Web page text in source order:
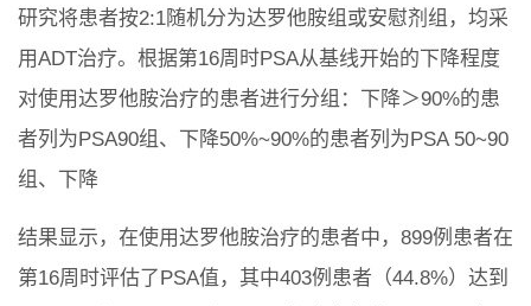
研究将患者按2:1随机分为达罗他胺组或安慰剂组，均采
用ADT治疗。根据第16周时PSA从基线开始的下降程度
对使用达罗他胺治疗的患者进行分组：下降＞90%的患
者列为PSA90组、下降50%~90%的患者列为PSA 50~90
组、下降
结果显示，在使用达罗他胺治疗的患者中，899例患者在
第16周时评估了PSA值，其中403例患者（44.8%）达到